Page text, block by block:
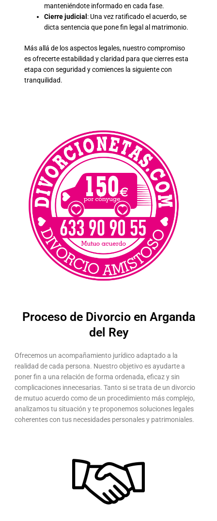
manteniéndote informado en cada fase.
Cierre judicial : Una vez ratificado el acuerdo, se
dicta sentencia que pone fin legal al matrimonio.
Más allá de los aspectos legales, nuestro compromiso
es ofrecerte estabilidad y claridad para que cierres esta
etapa con seguridad y comiences la siguiente con
tranquilidad.
Proceso de Divorcio en Arganda
del Rey
Ofrecemos un acompañamiento jurídico adaptado a la
realidad de cada persona. Nuestro objetivo es ayudarte a
poner fin a una relación de forma ordenada, eficaz y sin
complicaciones innecesarias. Tanto si se trata de un divorcio
de mutuo acuerdo como de un procedimiento más complejo,
analizamos tu situación y te proponemos soluciones legales
coherentes con tus necesidades personales y patrimoniales.